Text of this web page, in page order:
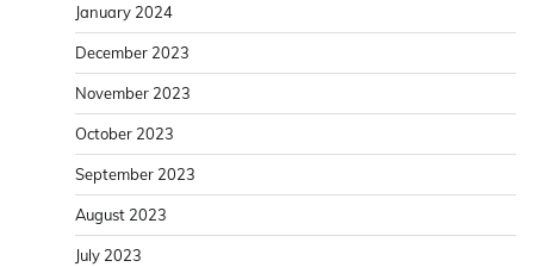
January 2024
December 2023
November 2023
October 2023
September 2023
August 2023
July 2023